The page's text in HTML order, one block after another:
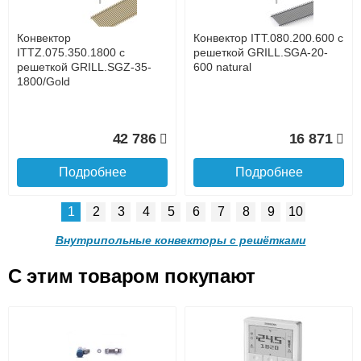
Подробнее о доставке
58 365
Подробнее
54 243
Конвектор
ITTB.090.250.1200 с
решеткой GRILL.LGA-25-
Подробнее
Конвектор
ITTB.090.250.1100 с
решеткой GRILL.LGA-25-
40 213
Подробнее
Конвектор
ITTZ.075.350.1800 с
решеткой GRILL.SGZ-35-
1800/Gold
42 786
Подробнее
Конвектор ITT.080.200.600 с
решеткой GRILL.SGA-20-
600 natural
16 871
Подробнее
решеткой GRILL.SGW-20-
1 2 3 4 5 6 7 8 9 10
Внутрипольные конвекторы с решётками
C этим товаром покупают